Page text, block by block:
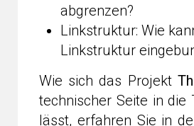
abgrenzen?
Linkstruktur: Wie
Linkstruktur
Wie sich das Projekt
technischer Seite in die
lässt, erfahren Sie in